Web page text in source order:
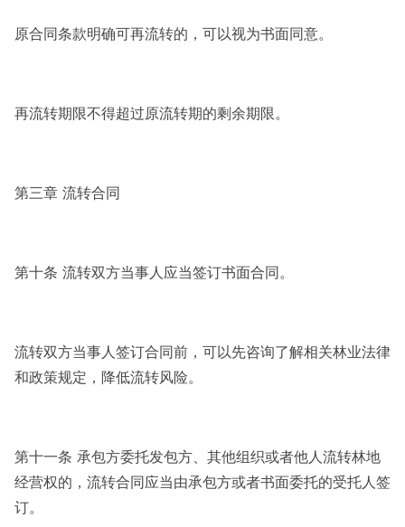
原合同条款明确可再流转的，可以视为书面同意。
再流转期限不得超过原流转期的剩余期限。
第三章 流转合同
第十条 流转双方当事人应当签订书面合同。
流转双方当事人签订合同前，可以先咨询了解相关林业法律
和政策规定，降低流转风险。
第十一条 承包方委托发包方、其他组织或者他人流转林地
经营权的，流转合同应当由承包方或者书面委托的受托人签
订。